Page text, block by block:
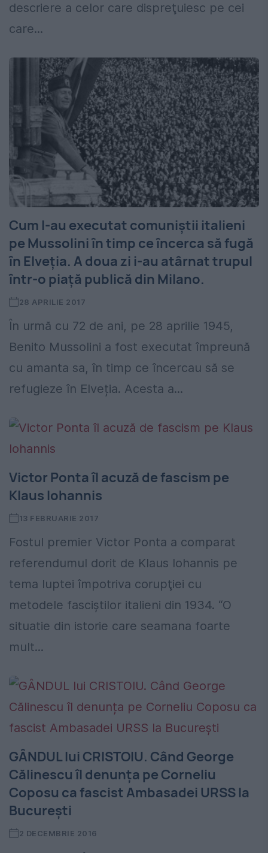
descriere a celor care dispreţuiesc pe cei
care...
Cum l-au executat comuniștii italieni
pe Mussolini în timp ce încerca să fugă
în Elveția. A doua zi i-au atârnat trupul
într-o piață publică din Milano.
28 APRILIE 2017
În urmă cu 72 de ani, pe 28 aprilie 1945,
Benito Mussolini a fost executat împreună
cu amanta sa, în timp ce încercau să se
refugieze în Elveția. Acesta a...
Victor Ponta îl acuză de fascism pe
Klaus Iohannis
13 FEBRUARIE 2017
Fostul premier Victor Ponta a comparat
referendumul dorit de Klaus Iohannis pe
tema luptei împotriva corupţiei cu
metodele fasciştilor italieni din 1934. “O
situatie din istorie care seamana foarte
mult...
GÂNDUL lui CRISTOIU. Când George
Călinescu îl denunța pe Corneliu
Coposu ca fascist Ambasadei URSS la
București
2 DECEMBRIE 2016